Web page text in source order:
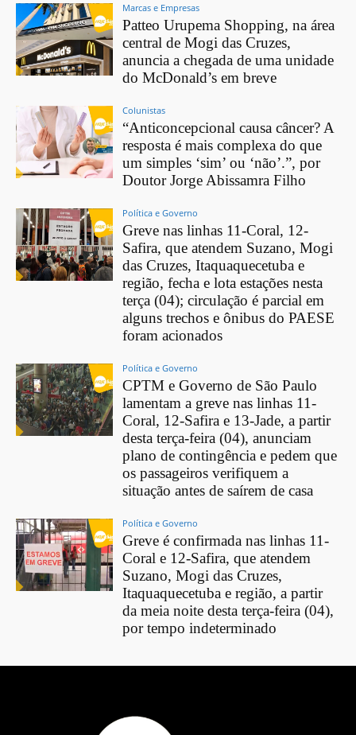
Marcas e Empresas
Patteo Urupema Shopping, na área
central de Mogi das Cruzes,
anuncia a chegada de uma unidade
do McDonald’s em breve
Colunistas
“Anticoncepcional causa câncer? A
resposta é mais complexa do que
um simples ‘sim’ ou ‘não’.”, por
Doutor Jorge Abissamra Filho
Política e Governo
Greve nas linhas 11-Coral, 12-
Safira, que atendem Suzano, Mogi
das Cruzes, Itaquaquecetuba e
região, fecha e lota estações nesta
terça (04); circulação é parcial em
alguns trechos e ônibus do PAESE
foram acionados
Política e Governo
CPTM e Governo de São Paulo
lamentam a greve nas linhas 11-
Coral, 12-Safira e 13-Jade, a partir
desta terça-feira (04), anunciam
plano de contingência e pedem que
os passageiros verifiquem a
situação antes de saírem de casa
Política e Governo
Greve é confirmada nas linhas 11-
Coral e 12-Safira, que atendem
Suzano, Mogi das Cruzes,
Itaquaquecetuba e região, a partir
da meia noite desta terça-feira (04),
por tempo indeterminado